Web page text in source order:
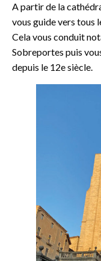
A partir de la
vous guide vers tous
Cela vous conduit
Sobreportes puis
depuis le 12e siècle.